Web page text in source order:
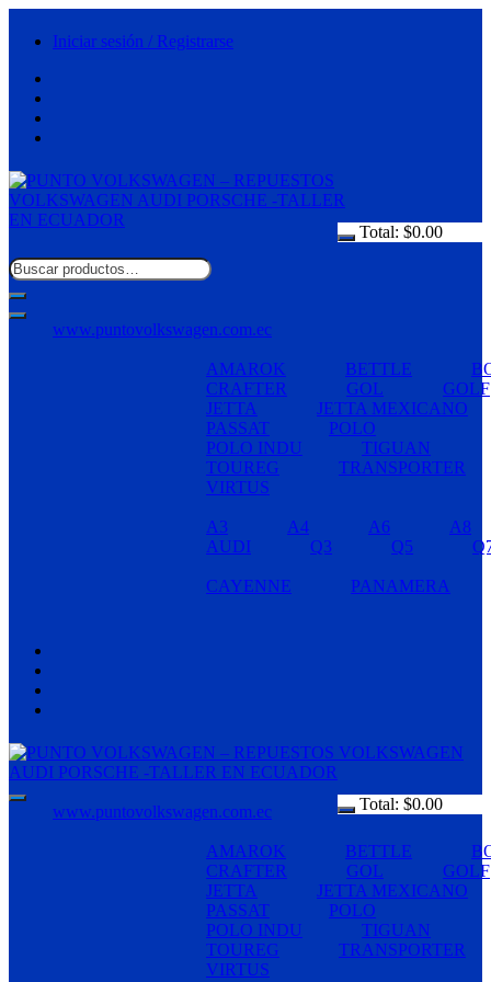
Iniciar sesión / Registrarse
Total: $0.00
www.puntovolkswagen.com.ec
AMAROK BETTLE
CRAFTER
GOL
GOLF
JETTA
JETTA MEXICANO
PASSAT
POLO
POLO INDU
TIGUAN
TOUREG
TRANSPORTER
VIRTUS
A3 A4 A6
A8
AUDI
Q3 Q5
CAYENNE PANAMERA
Total: $0.00
www.puntovolkswagen.com.ec
AMAROK BETTLE
CRAFTER
GOL
GOLF
JETTA
JETTA MEXICANO
PASSAT
POLO
POLO INDU
TIGUAN
TOUREG
TRANSPORTER
VIRTUS